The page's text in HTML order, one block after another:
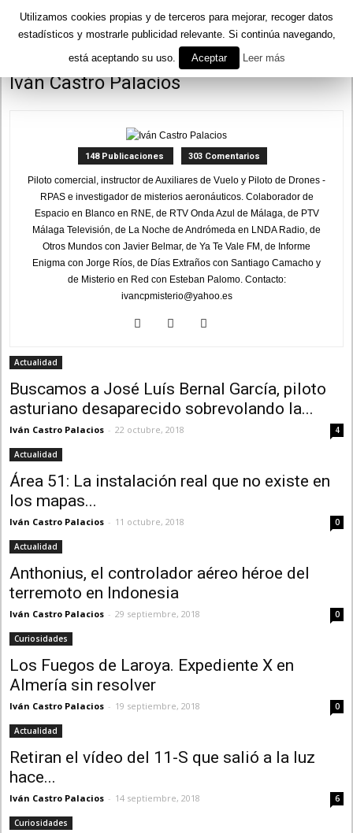
Autores Publicado por Iván Castro Palacios
Iván Castro Palacios
148 Publicaciones 303 Comentarios
Piloto comercial, instructor de Auxiliares de Vuelo y Piloto de Drones -
RPAS e investigador de misterios aeronáuticos. Colaborador de
Espacio en Blanco en RNE, de RTV Onda Azul de Málaga, de PTV
Málaga Televisión, de La Noche de Andrómeda en LNDA Radio, de
Otros Mundos con Javier Belmar, de Ya Te Vale FM, de Informe
Enigma con Jorge Ríos, de Días Extraños con Santiago Camacho y
de Misterio en Red con Esteban Palomo. Contacto:
ivancpmisterio@yahoo.es
Actualidad
Buscamos a José Luís Bernal García, piloto
asturiano desaparecido sobrevolando la...
Iván Castro Palacios - 22 octubre, 2018 4
Actualidad
Área 51: La instalación real que no existe en
los mapas...
Iván Castro Palacios - 11 octubre, 2018 0
Actualidad
Anthonius, el controlador aéreo héroe del
terremoto en Indonesia
Iván Castro Palacios - 29 septiembre, 2018 0
Curiosidades
Los Fuegos de Laroya. Expediente X en
Almería sin resolver
Iván Castro Palacios - 19 septiembre, 2018 0
Actualidad
Retiran el vídeo del 11-S que salió a la luz
hace...
Iván Castro Palacios - 14 septiembre, 2018 6
Curiosidades
Utilizamos cookies propias y de terceros para mejorar, recoger datos
estadísticos y mostrarle publicidad relevante. Si continúa navegando,
está aceptando su uso.
Aceptar Leer más